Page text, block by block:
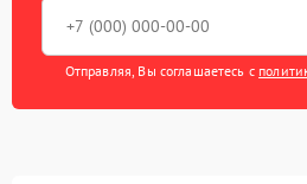
Отправляя, Вы соглашаетесь с